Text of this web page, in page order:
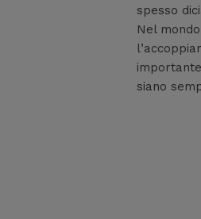
spesso
Nel
siano